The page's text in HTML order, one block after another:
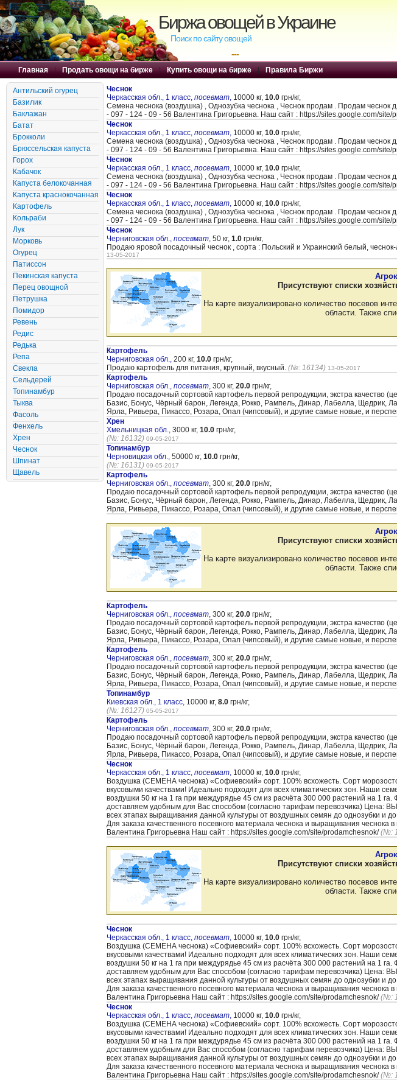
Биржа овощей в Украине
Поиск по сайту овощей
---
Главная | Продать овощи на бирже | Купить овощи на бирже | Правила Биржи
Антильский огурец
Базилик
Баклажан
Батат
Брокколи
Брюссельская капуста
Горох
Кабачок
Капуста белокочанная
Капуста краснокочанная
Картофель
Кольраби
Лук
Морковь
Огурец
Патиссон
Пекинская капуста
Перец овощной
Петрушка
Помидор
Ревень
Редис
Редька
Репа
Свекла
Сельдерей
Топинамбур
Тыква
Фасоль
Фенхель
Хрен
Чеснок
Шпинат
Щавель
Чеснок
Черкасская обл., 1 класс, посевмат, 10000 кг, 10.0 грн/кг,
Семена чеснока (воздушка) , Однозубка чеснока , Чеснок продам . Продам
- 097 - 124 - 09 - 56 Валентина Григорьевна. Наш сайт : https://sites.google.com/site/
Чеснок
Черкасская обл., 1 класс, посевмат, 10000 кг, 10.0 грн/кг,
Семена чеснока (воздушка) , Однозубка чеснока , Чеснок продам . Продам
- 097 - 124 - 09 - 56 Валентина Григорьевна. Наш сайт : https://sites.google.com/site/
Чеснок
Черкасская обл., 1 класс, посевмат, 10000 кг, 10.0 грн/кг,
Семена чеснока (воздушка) , Однозубка чеснока , Чеснок продам . Продам
- 097 - 124 - 09 - 56 Валентина Григорьевна. Наш сайт : https://sites.google.com/site/
Чеснок
Черкасская обл., 1 класс, посевмат, 10000 кг, 10.0 грн/кг,
Семена чеснока (воздушка) , Однозубка чеснока , Чеснок продам . Продам
- 097 - 124 - 09 - 56 Валентина Григорьевна. Наш сайт : https://sites.google.com/site/
Чеснок
Черниговская обл., посевмат, 50 кг, 1.0 грн/кг,
Продаю яровой посадочный чеснок , сорта : Польский и Украинский белый,
13-05-2017
Присутствуют списки
На карте визуализировано количество посевов
области. Также
Картофель
Черниговская обл., 200 кг, 10.0 грн/кг,
Продаю картофель для питания, крупный, вкусный. (№: 16134) 13-05-2017
Картофель
Черниговская обл., посевмат, 300 кг, 20.0 грн/кг,
Продаю посадочный сортовой картофель первой репродукции, экстра качество
Базис, Бонус, Чёрный барон, Легенда, Рокко, Рампель, Динар, Лабелла, Щедрик,
Ярла, Ривьера, Пикассо, Розара, Опал (чипсовый), и другие самые новые, и
Хрен
Хмельницкая обл., 3000 кг, 10.0 грн/кг,
(№: 16132) 09-05-2017
Топинамбур
Черновицкая обл., 50000 кг, 10.0 грн/кг,
(№: 16131) 09-05-2017
Картофель
Черниговская обл., посевмат, 300 кг, 20.0 грн/кг,
Продаю посадочный сортовой картофель первой репродукции, экстра качество
Базис, Бонус, Чёрный барон, Легенда, Рокко, Рампель, Динар, Лабелла, Щедрик,
Ярла, Ривьера, Пикассо, Розара, Опал (чипсовый), и другие самые новые, и
Присутствуют списки
На карте визуализировано количество посевов
области. Также
Картофель
Черниговская обл., посевмат, 300 кг, 20.0 грн/кг,
Продаю посадочный сортовой картофель первой репродукции, экстра качество
Базис, Бонус, Чёрный барон, Легенда, Рокко, Рампель, Динар, Лабелла, Щедрик,
Ярла, Ривьера, Пикассо, Розара, Опал (чипсовый), и другие самые новые, и
Картофель
Черниговская обл., посевмат, 300 кг, 20.0 грн/кг,
Продаю посадочный сортовой картофель первой репродукции, экстра качество
Базис, Бонус, Чёрный барон, Легенда, Рокко, Рампель, Динар, Лабелла, Щедрик,
Ярла, Ривьера, Пикассо, Розара, Опал (чипсовый), и другие самые новые, и
Топинамбур
Киевская обл., 1 класс, 10000 кг, 8.0 грн/кг,
(№: 16127) 05-05-2017
Картофель
Черниговская обл., посевмат, 300 кг, 20.0 грн/кг,
Продаю посадочный сортовой картофель первой репродукции, экстра качество
Базис, Бонус, Чёрный барон, Легенда, Рокко, Рампель, Динар, Лабелла, Щедрик,
Ярла, Ривьера, Пикассо, Розара, Опал (чипсовый), и другие самые новые, и
Чеснок
Черкасская обл., 1 класс, посевмат, 10000 кг, 10.0 грн/кг,
Воздушка (CЕМЕНА чеснока) «Cофиевский» сорт. 100% всхожесть. Сорт
вкусовыми качествами! Идеально подходят для всех климатических зон. Наши
воздушки 50 кг на 1 га при междурядье 45 см из расчёта 300 000 растений на 1
доставляем удобным для Вас способом (согласно тарифам перевозчика) Цена:
всех этапах выращивания данной культуры от воздушных семян до однозубки и
Для заказа качественного посевного материала чеснока и выращивания
Валентина Григорьевна Наш сайт : https://sites.google.com/site/prodamchesnok/(№:
Присутствуют списки
На карте визуализировано количество посевов
области. Также
Чеснок
Черкасская обл., 1 класс, посевмат, 10000 кг, 10.0 грн/кг,
Воздушка (CЕМЕНА чеснока) «Cофиевский» сорт. 100% всхожесть. Сорт
вкусовыми качествами! Идеально подходят для всех климатических зон. Наши
воздушки 50 кг на 1 га при междурядье 45 см из расчёта 300 000 растений на 1
доставляем удобным для Вас способом (согласно тарифам перевозчика) Цена:
всех этапах выращивания данной культуры от воздушных семян до однозубки и
Для заказа качественного посевного материала чеснока и выращивания
Валентина Григорьевна Наш сайт : https://sites.google.com/site/prodamchesnok/(№:
Чеснок
Черкасская обл., 1 класс, посевмат, 10000 кг, 10.0 грн/кг,
Воздушка (CЕМЕНА чеснока) «Cофиевский» сорт. 100% всхожесть. Сорт
вкусовыми качествами! Идеально подходят для всех климатических зон. Наши
воздушки 50 кг на 1 га при междурядье 45 см из расчёта 300 000 растений на 1
доставляем удобным для Вас способом (согласно тарифам перевозчика) Цена:
всех этапах выращивания данной культуры от воздушных семян до однозубки и
Для заказа качественного посевного материала чеснока и выращивания
Валентина Григорьевна Наш сайт : https://sites.google.com/site/prodamchesnok/(№: